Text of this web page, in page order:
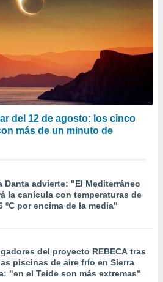
del 12 de agosto: los cinco
más de un minuto de
Danta advierte: "El Mediterráneo
la canícula con temperaturas de
ºC por encima de la media"
del proyecto REBECA tras
piscinas de aire frío en Sierra
"en el Teide son más extremas"